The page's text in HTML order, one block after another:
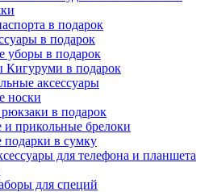
в подарок
в подарок
уборы в подарок
в подарок
аксессуары
носки
в подарок
прикольные брелоки
в сумку
для телефона и планшета
для специй